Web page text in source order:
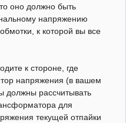
оно должно быть
напряжению
к которой вы все
к стороне, где
напряжения (в вашем
должны рассчитывать
для
текущей отпайки